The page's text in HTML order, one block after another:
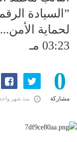
”السيادة
03:23 مـ
0
مشاركة منذ شهر واحد